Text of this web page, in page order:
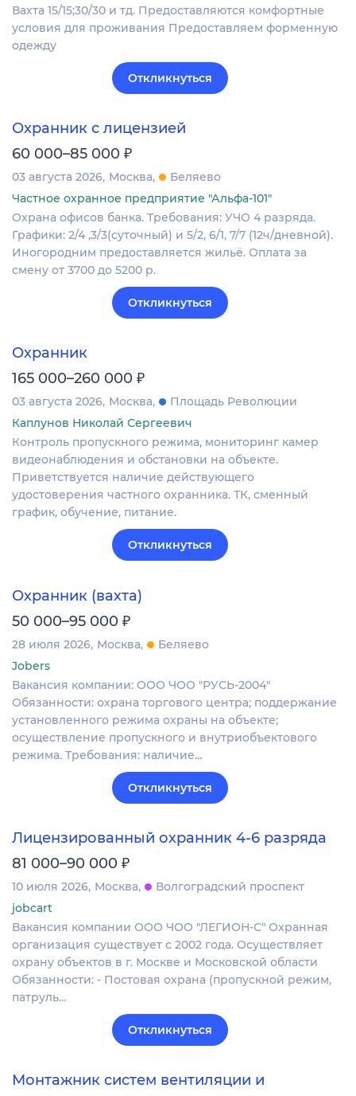
Вахта 15/15;30/30 и тд. Предоставляются комфортные
условия для проживания Предоставляем форменную
одежду
Откликнуться
Охранник с лицензией
60 000–85 000 ₽
03 августа 2026 Москва
Беляево
Частное охранное предприятие "Альфа-101"
Охрана офисов банка. Требования: УЧО 4 разряда.
Графики: 2/4 ,3/3(суточный) и 5/2, 6/1, 7/7 (12ч/дневной).
Иногородним предоставляется жильё. Оплата за
смену от 3700 до 5200 р.
Откликнуться
Охранник
165 000–260 000 ₽
03 августа 2026 Москва
Площадь Революции
Каплунов Николай Сергеевич
Контроль пропускного режима, мониторинг камер
видеонаблюдения и обстановки на объекте.
Приветствуется наличие действующего
удостоверения частного охранника. ТК, сменный
график, обучение, питание.
Откликнуться
Охранник (вахта)
50 000–95 000 ₽
28 июля 2026 Москва
Беляево
Jobers
Вакансия компании: ООО ЧОО "РУСЬ-2004"
Обязанности: охрана торгового центра; поддержание
установленного режима охраны на объекте;
осуществление пропускного и внутриобъектового
режима. Требования: наличие…
Откликнуться
Лицензированный охранник 4-6 разряда
81 000–90 000 ₽
10 июля 2026 Москва
Волгоградский проспект
jobcart
Вакансия компании ООО ЧОО "ЛЕГИОН-С" Охранная
организация существует с 2002 года. Осуществляет
охрану объектов в г. Москве и Московской области
Обязанности: - Постовая охрана (пропускной режим,
патруль…
Откликнуться
Монтажник систем вентиляции и